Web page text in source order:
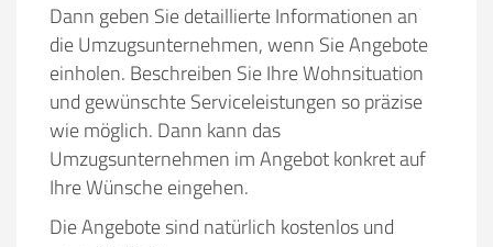
Dann geben Sie detaillierte Informationen an
die Umzugsunternehmen, wenn Sie Angebote
einholen. Beschreiben Sie Ihre Wohnsituation
und gewünschte Serviceleistungen so präzise
wie möglich. Dann kann das
Umzugsunternehmen im Angebot konkret auf
Ihre Wünsche eingehen.
Die Angebote sind natürlich kostenlos und